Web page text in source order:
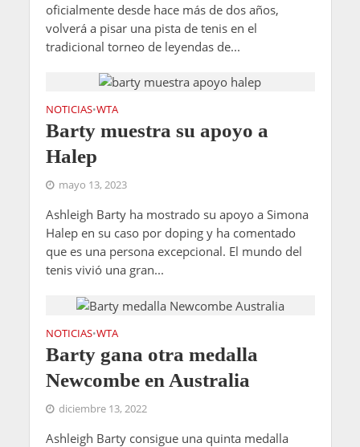
oficialmente desde hace más de dos años,
volverá a pisar una pista de tenis en el
tradicional torneo de leyendas de...
NOTICIAS•WTA
Barty muestra su apoyo a
Halep
mayo 13, 2023
Ashleigh Barty ha mostrado su apoyo a Simona
Halep en su caso por doping y ha comentado
que es una persona excepcional. El mundo del
tenis vivió una gran...
NOTICIAS•WTA
Barty gana otra medalla
Newcombe en Australia
diciembre 13, 2022
Ashleigh Barty consigue una quinta medalla